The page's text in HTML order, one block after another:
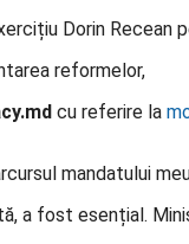
Dorin Recean
reformelor,
cu referire la
mandatului
a fost esențial.